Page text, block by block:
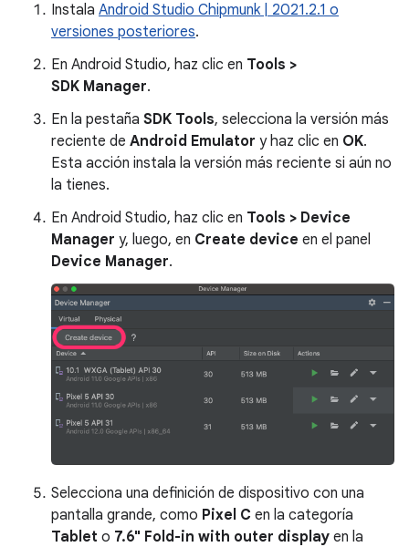
Instala Android Studio Chipmunk | 2021.2.1 o
versiones posteriores.
En Android Studio, haz clic en Tools >
SDK Manager.
En la pestaña SDK Tools, selecciona la versión más
reciente de Android Emulator y haz clic en OK.
Esta acción instala la versión más reciente si aún no
la tienes.
En Android Studio, haz clic en Tools > Device
Manager y, luego, en Create device en el panel
Device Manager.
Selecciona una definición de dispositivo con una
pantalla grande, como Pixel C en la categoría
Tablet o 7.6" Fold-in with outer display en la